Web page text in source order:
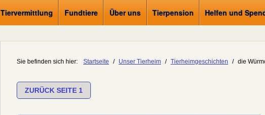
Tiervermittlung Fundtiere Über uns Tierpension Helfen und
Sie befinden sich hier: Startseite / Unser Tierheim / Tierheimgeschichten / die
ZURÜCK SEITE 1